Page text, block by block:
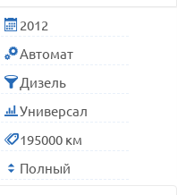
2012
Автомат
Дизель
Универсал
195000 км
Полный